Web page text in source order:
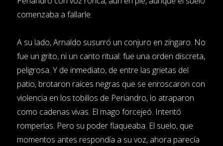
comenzaba a fallarle.
A su lado, Arnaldo susurró un conjuro en zíngaro. No
fue un grito, ni un canto ritual: fue una orden discreta,
peligrosa. Y de inmediato, de entre las grietas del
patio, brotaron raíces negras que se enroscaron con
violencia en los tobillos de Periandro, lo atraparon
como cadenas vivas. El mago forcejeó. Intentó
romperlas. Pero su poder flaqueaba. El suelo, que
momentos antes respondía a su voz, ahora parecía